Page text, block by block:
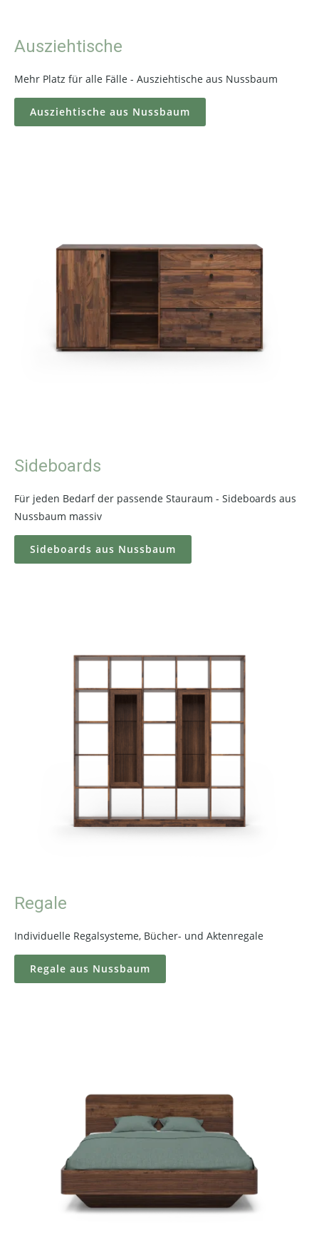
Ausziehtische
Mehr Platz für alle Fälle - Ausziehtische aus Nussbaum
Ausziehtische aus Nussbaum
Sideboards
Für jeden Bedarf der passende Stauraum - Sideboards aus
Nussbaum massiv
Sideboards aus Nussbaum
Regale
Individuelle Regalsysteme, Bücher- und Aktenregale
Regale aus Nussbaum